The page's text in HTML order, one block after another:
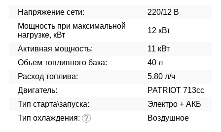
Напряжение сети:
220/12 В
Мощность при максимальной
нагрузке, кВт
12 кВт
Активная мощность:
11 кВт
Объем топливного бака:
40 л
Расход топлива:
5.80 л/ч
Двигатель:
PATRIOT 713cc
Тип старта\запуска:
Электро + АКБ
Тип охлаждения: ? Воздушное